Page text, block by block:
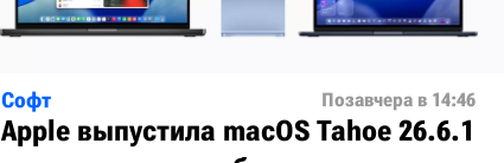
Софт Позавчера в 14:46
Apple выпустила macOS Tahoe 26.6.1